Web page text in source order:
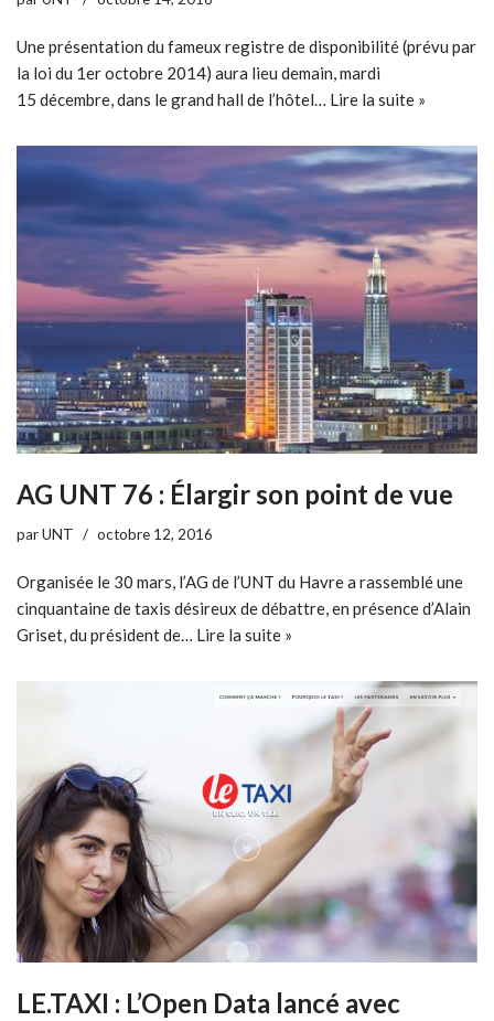
Une présentation du fameux registre de disponibilité (prévu par
la loi du 1er octobre 2014) aura lieu demain, mardi
15 décembre, dans le grand hall de l’hôtel… Lire la suite »
AG UNT 76 : Élargir son point de vue
parUNT octobre 12, 2016
Organisée le 30 mars, l’AG de l’UNT du Havre a rassemblé une
cinquantaine de taxis désireux de débattre, en présence d’Alain
Griset, du président de… Lire la suite »
LE.TAXI : L’Open Data lancé avec